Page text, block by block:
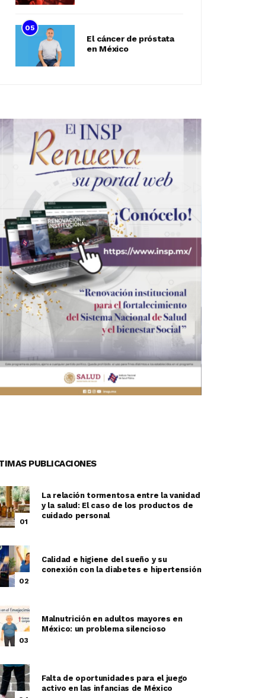
05
El cáncer de próstata
en México
PUBLICACIONES
01
La relación tormentosa entre la vanidad
y la salud: El caso de los productos de
cuidado personal
02
Calidad e higiene del sueño y su
conexión con la diabetes e hipertensión
03
Malnutrición en adultos mayores en
México: un problema silencioso
Falta de oportunidades para el juego
activo en las infancias de México